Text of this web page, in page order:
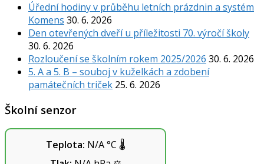
Úřední hodiny v průběhu letních prázdnin a systém
Komens 30. 6. 2026
Den otevřených dveří u příležitosti 70. výročí školy
30. 6. 2026
Rozloučení se školním rokem 2025/2026 30. 6. 2026
5. A a 5. B – souboj v kuželkách a zdobení
památečních triček 25. 6. 2026
Školní senzor
Teplota: N/A°C 🌡️